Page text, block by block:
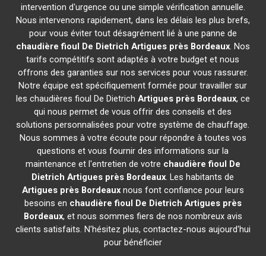
intervention d'urgence ou une simple vérification annuelle.
Nous intervenons rapidement, dans les délais les plus brefs,
pour vous éviter tout désagrément lié à une panne de
chaudière fioul De Dietrich Artigues près Bordeaux. Nos
tarifs compétitifs sont adaptés à votre budget et nous
offrons des garanties sur nos services pour vous rassurer.
Notre équipe est spécifiquement formée pour travailler sur
les chaudières fioul De Dietrich Artigues près Bordeaux, ce
qui nous permet de vous offrir des conseils et des
solutions personnalisées pour votre système de chauffage.
Nous sommes à votre écoute pour répondre à toutes vos
questions et vous fournir des informations sur la
maintenance et l'entretien de votre chaudière fioul De
Dietrich Artigues près Bordeaux. Les habitants de
Artigues près Bordeauxnous font confiance pour leurs
besoins en chaudière fioul De Dietrich Artigues près
Bordeaux, et nous sommes fiers de nos nombreux avis
clients satisfaits. N'hésitez plus, contactez-nous aujourd'hui
pour bénéficier